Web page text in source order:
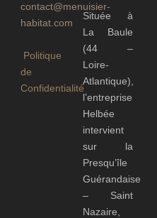
contact@menuisier-
habitat.com
Politique
de
Confidentialité
Située à
La Baule
(44 –
Loire-
Atlantique),
l’entreprise
Helbée
intervient
sur la
Presqu’île
Guérandaise
– Saint
Nazaire,